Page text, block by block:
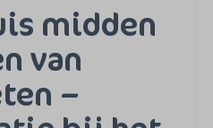
midden
van
–